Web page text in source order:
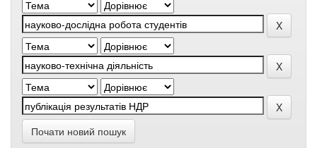
Почати новий пошук